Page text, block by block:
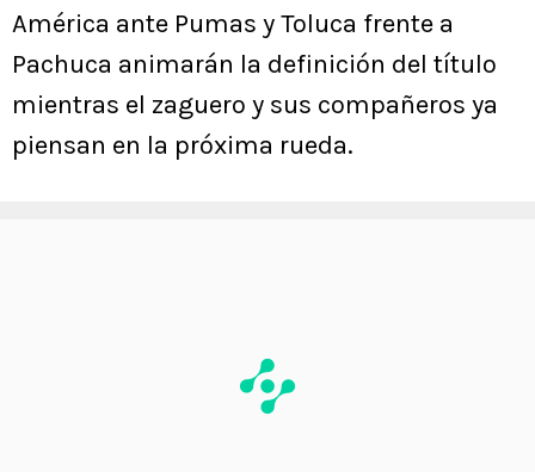
América ante Pumas y Toluca frente a
Pachuca animarán la definición del título
mientras el zaguero y sus compañeros ya
piensan en la próxima rueda.